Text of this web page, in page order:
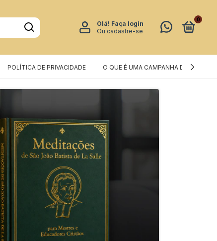
Olá! Faça login
Ou cadastre-se
0
POLÍTICA DE PRIVACIDADE O QUE É UMA CAMPANHA DE PRÉ-